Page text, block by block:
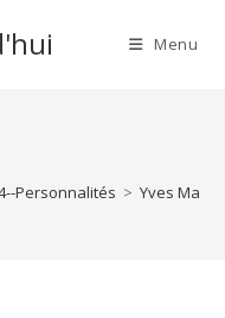
Menu
Personnalités > Yves Maris